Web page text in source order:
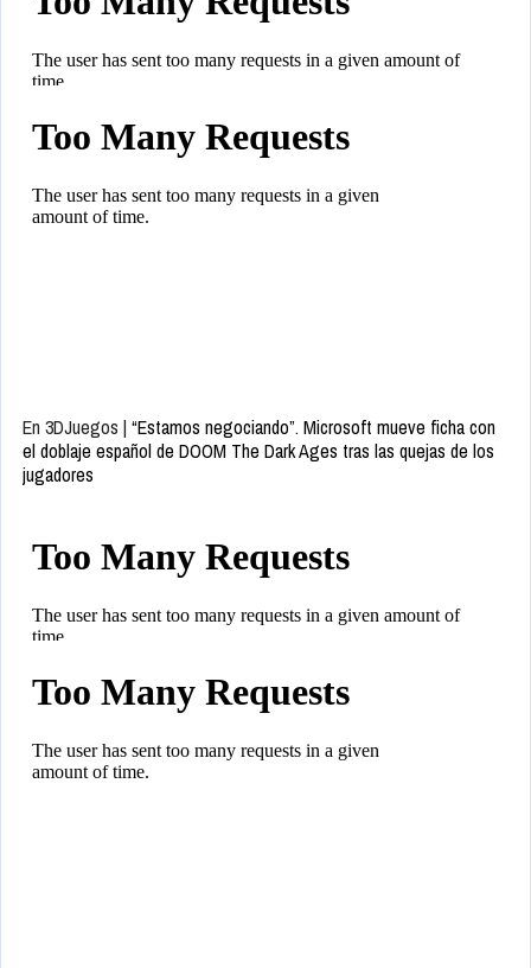
En 3DJuegos | “Estamos negociando”. Microsoft mueve ficha con
el doblaje español de DOOM The Dark Ages tras las quejas de los
jugadores